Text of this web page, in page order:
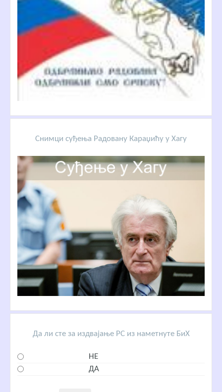
Снимци суђења Радовану Караџићу у Хагу
Да ли сте за издвајање РС из наметнуте БиХ
НЕ
ДА